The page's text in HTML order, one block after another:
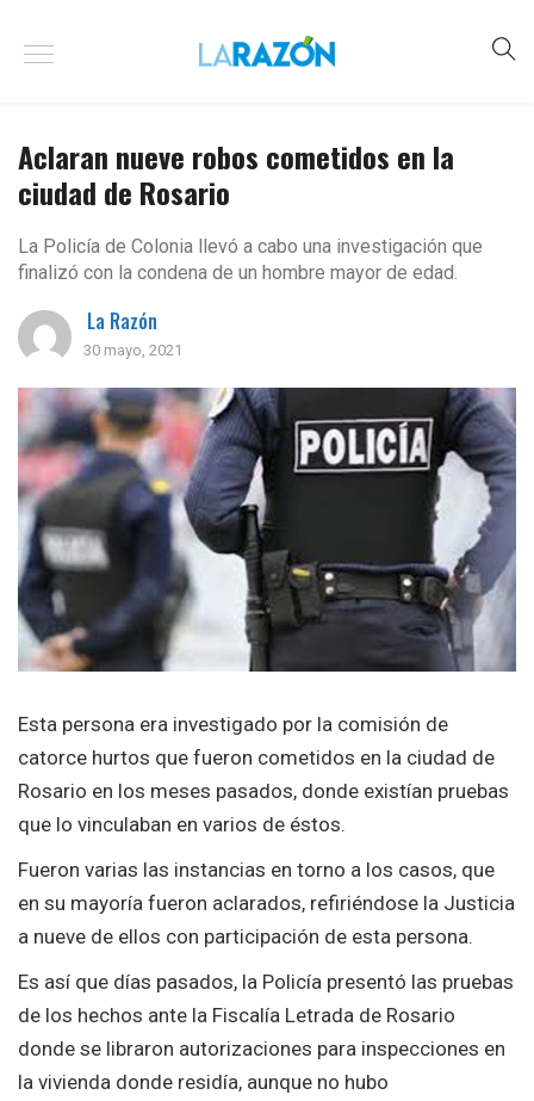
Aclaran nueve robos cometidos en la
ciudad de Rosario
La Policía de Colonia llevó a cabo una investigación que
finalizó con la condena de un hombre mayor de edad.
La Razón
30 mayo, 2021
Esta persona era investigado por la comisión de
catorce hurtos que fueron cometidos en la ciudad de
Rosario en los meses pasados, donde existían pruebas
que lo vinculaban en varios de éstos.
Fueron varias las instancias en torno a los casos, que
en su mayoría fueron aclarados, refiriéndose la Justicia
a nueve de ellos con participación de esta persona.
Es así que días pasados, la Policía presentó las pruebas
de los hechos ante la Fiscalía Letrada de Rosario
donde se libraron autorizaciones para inspecciones en
la vivienda donde residía, aunque no hubo